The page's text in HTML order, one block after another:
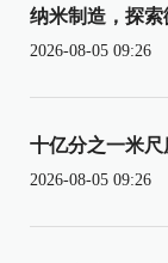
纳米制造，探
2026-08-05 09:26
十亿分之一米
2026-08-05 09:26